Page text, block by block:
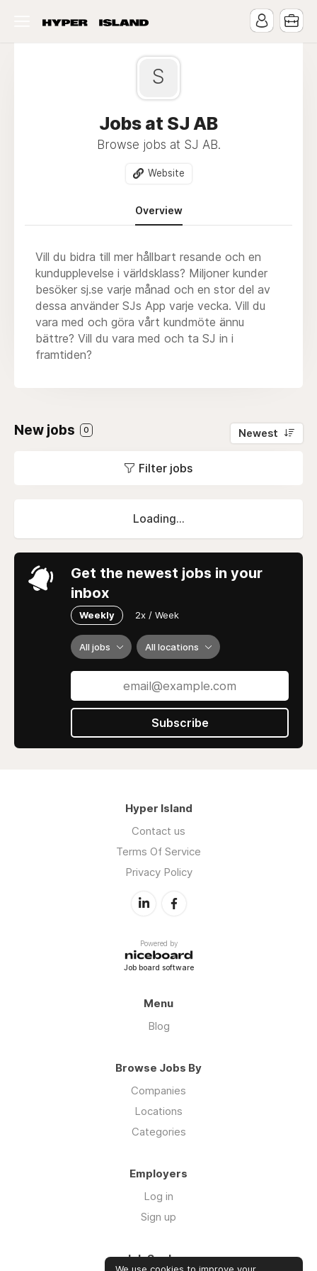
S
Jobs at SJ AB
Browse jobs at SJ AB.
Website
Overview
Vill du bidra till mer hållbart resande och en
kundupplevelse i världsklass? Miljoner kunder
besöker sj.se varje månad och en stor del av
dessa använder SJs App varje vecka. Vill du
vara med och göra vårt kundmöte ännu
bättre? Vill du vara med och ta SJ in i
framtiden?
New jobs 0 Newest
Filter jobs
Loading...
Get the newest jobs in your
inbox
Weekly 2x / Week
All jobs All locations
Subscribe
Hyper Island
Contact us
Terms Of Service
Privacy Policy
Powered by
Job board software
Menu
Blog
Browse Jobs By
Companies
Locations
Categories
Employers
Log in
Sign up
Job Seekers